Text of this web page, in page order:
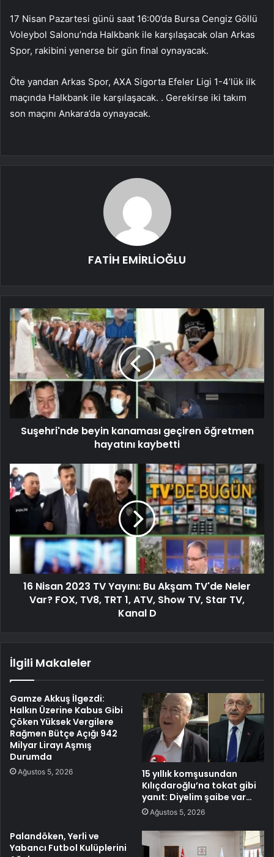
17 Nisan Pazartesi günü saat 16:00’da Bursa Cengiz Göllü
Voleybol Salonu’nda Halkbank ile karşılaşacak olan Arkas
Spor, rakibini yenerse bir gün final oynayacak.
Öte yandan Arkas Spor, AXA Sigorta Efeler Ligi 1-4’lük ilk
maçında Halkbank ile karşılaşacak. . Gerekirse iki takım
son maçını Ankara’da oynayacak.
FATİH EMİRLİOĞLU
Suşehri'nde beyin kanaması geçiren öğretmen
hayatını kaybetti
16 Nisan 2023 TV Yayını: Bu Akşam TV'de Neler
Var? FOX, TV8, TRT 1, ATV, Show TV, Star TV,
Kanal D
İlgili Makaleler
Gamze Akkuş İlgezdi:
Halkın Üzerine Kabus Gibi
Çöken Yüksek Vergilere
Rağmen Bütçe Açığı 942
Milyar Lirayı Aşmış
Durumda
Ağustos 5, 2026
15 yıllık komşusundan
Kılıçdaroğlu’na tokat gibi
yanıt: Diyelim şaibe var…
Ağustos 5, 2026
Palandöken, Yerli ve
Yabancı Futbol Kulüplerini